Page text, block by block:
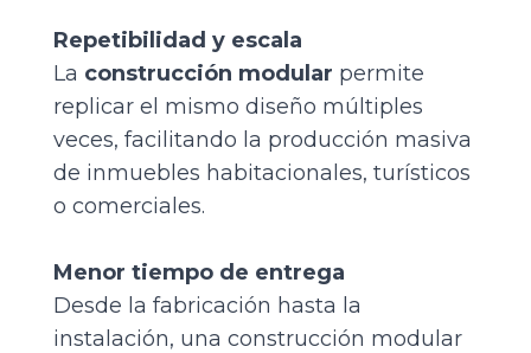
Repetibilidad y escala
La construcción modular permite
replicar el mismo diseño múltiples
veces, facilitando la producción masiva
de inmuebles habitacionales, turísticos
o comerciales.
Menor tiempo de entrega
Desde la fabricación hasta la
instalación, una construcción modular